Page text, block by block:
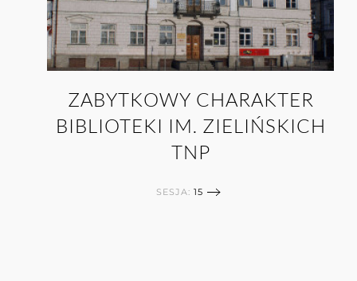
ZABYTKOWY CHARAKTER
BIBLIOTEKI IM. ZIELIŃSKICH
TNP
SESJA: 15